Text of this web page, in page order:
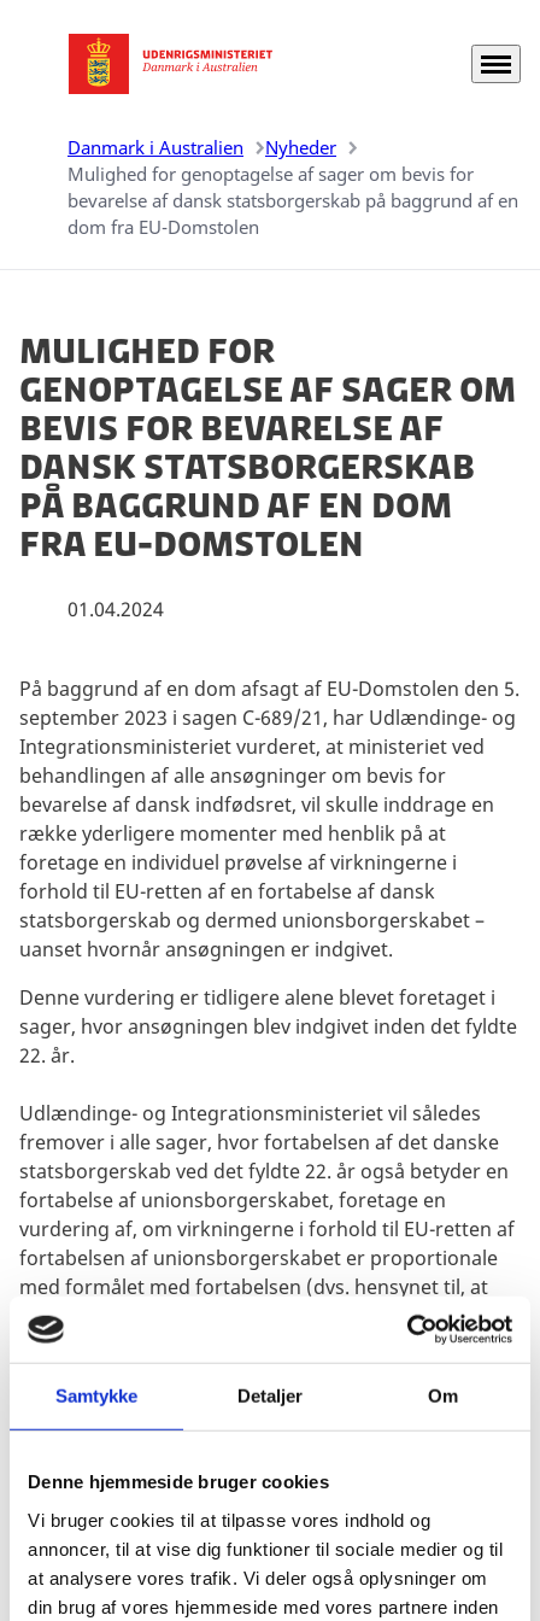
Samtykke Detaljer Om
Denne hjemmeside bruger cookies
Vi bruger cookies til at tilpasse vores indhold og
annoncer, til at vise dig funktioner til sociale medier og til
at analysere vores trafik. Vi deler også oplysninger om
din brug af vores hjemmeside med vores partnere inden
Gå til forsiden Menu
Danmark i Australien
Nyheder
Mulighed for genoptagelse af sager om bevis for
bevarelse af dansk statsborgerskab på baggrund af en
dom fra EU-Domstolen
Mulighed for
genoptagelse af sager om
bevis for bevarelse af
dansk statsborgerskab
på baggrund af en dom
fra EU-Domstolen
01.04.2024
På baggrund af en dom afsagt af EU-Domstolen den 5.
september 2023 i sagen C-689/21, har Udlændinge- og
Integrationsministeriet vurderet, at ministeriet ved
behandlingen af alle ansøgninger om bevis for
bevarelse af dansk indfødsret, vil skulle inddrage en
række yderligere momenter med henblik på at
foretage en individuel prøvelse af virkningerne i
forhold til EU-retten af en fortabelse af dansk
statsborgerskab og dermed unionsborgerskabet –
uanset hvornår ansøgningen er indgivet.
Denne vurdering er tidligere alene blevet foretaget i
sager, hvor ansøgningen blev indgivet inden det fyldte
22. år.
Udlændinge- og Integrationsministeriet vil således
fremover i alle sager, hvor fortabelsen af det danske
statsborgerskab ved det fyldte 22. år også betyder en
fortabelse af unionsborgerskabet, foretage en
vurdering af, om virkningerne i forhold til EU-retten af
fortabelsen af unionsborgerskabet er proportionale
med formålet med fortabelsen (dvs. hensynet til, at
der består et reelt tilknytningsforhold mellem danske
statsborgere og Danmark).
Det er desuden Udlændinge- og
Integrationsministeriets vurdering, at der vil være
bestemmelsens ordlyd og bemærkninger bringes i
overensstemmelse med EU-retten.
Se Udlændinge- og Integrationsministerens
orientering af Folketinget om dommen og dens